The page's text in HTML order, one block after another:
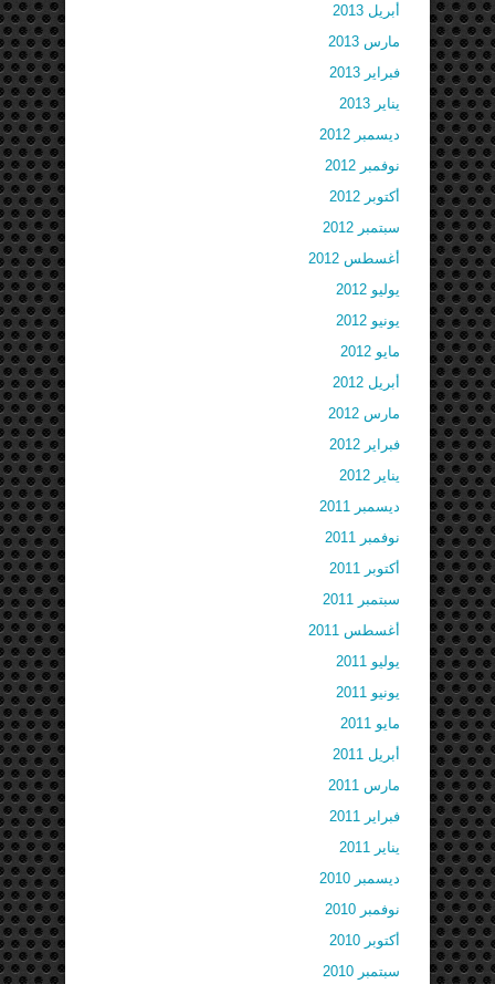
أبريل 2013
مارس 2013
فبراير 2013
يناير 2013
ديسمبر 2012
نوفمبر 2012
أكتوبر 2012
سبتمبر 2012
أغسطس 2012
يوليو 2012
يونيو 2012
مايو 2012
أبريل 2012
مارس 2012
فبراير 2012
يناير 2012
ديسمبر 2011
نوفمبر 2011
أكتوبر 2011
سبتمبر 2011
أغسطس 2011
يوليو 2011
يونيو 2011
مايو 2011
أبريل 2011
مارس 2011
فبراير 2011
يناير 2011
ديسمبر 2010
نوفمبر 2010
أكتوبر 2010
سبتمبر 2010